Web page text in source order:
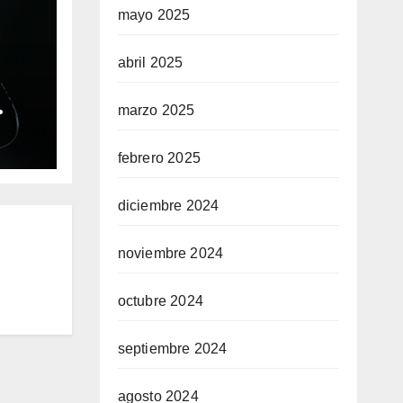
mayo 2025
abril 2025
marzo 2025
febrero 2025
diciembre 2024
noviembre 2024
octubre 2024
septiembre 2024
agosto 2024